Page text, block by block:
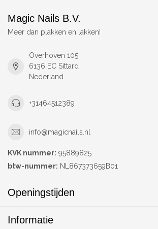
Magic Nails B.V.
Meer dan plakken en lakken!
Overhoven 105
6136 EC Sittard
Nederland
+31464512389
info@magicnails.nl
KVK nummer: 95889825
btw-nummer: NL867373659B01
Openingstijden
Informatie